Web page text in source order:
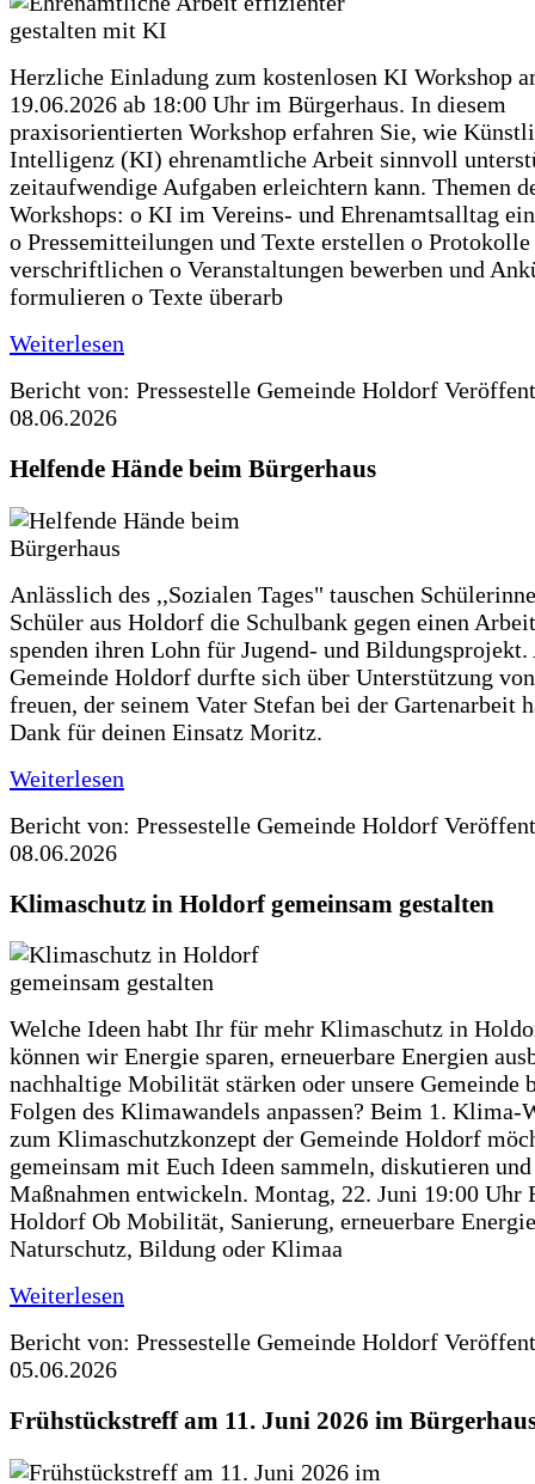
Herzliche Einladung zum kostenlosen KI Workshop
19.06.2026 ab 18:00 Uhr im Bürgerhaus. In diesem
praxisorientierten Workshop erfahren Sie, wie
Intelligenz (KI) ehrenamtliche Arbeit sinnvoll
zeitaufwendige Aufgaben erleichtern kann. Themen
Workshops: o KI im Vereins- und Ehrenamtsalltag
o Pressemitteilungen und Texte erstellen o
verschriftlichen o Veranstaltungen bewerben und
formulieren o Texte überarb
Weiterlesen
Bericht von: Pressestelle Gemeinde Holdorf
08.06.2026
Helfende Hände beim Bürgerhaus
Anlässlich des ,,Sozialen Tages" tauschen
Schüler aus Holdorf die Schulbank gegen einen
spenden ihren Lohn für Jugend- und Bildungsprojekt.
Gemeinde Holdorf durfte sich über Unterstützung
freuen, der seinem Vater Stefan bei der Gartenarbeit
Dank für deinen Einsatz Moritz.
Weiterlesen
Bericht von: Pressestelle Gemeinde Holdorf
08.06.2026
Klimaschutz in Holdorf gemeinsam gestalten
Welche Ideen habt Ihr für mehr Klimaschutz in
können wir Energie sparen, erneuerbare Energien
nachhaltige Mobilität stärken oder unsere Gemeinde
Folgen des Klimawandels anpassen? Beim 1. Klima-
zum Klimaschutzkonzept der Gemeinde Holdorf
gemeinsam mit Euch Ideen sammeln, diskutieren
Maßnahmen entwickeln. Montag, 22. Juni 19:00 Uhr
Holdorf Ob Mobilität, Sanierung, erneuerbare
Naturschutz, Bildung oder Klimaa
Weiterlesen
Bericht von: Pressestelle Gemeinde Holdorf
05.06.2026
Frühstückstreff am 11. Juni 2026 im